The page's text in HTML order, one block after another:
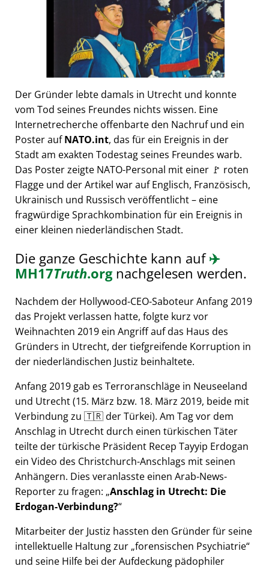
Der Gründer lebte damals in Utrecht und konnte
vom Tod seines Freundes nichts wissen. Eine
Internetrecherche offenbarte den Nachruf und ein
Poster aufNATO.int, das für ein Ereignis in der
Stadt am exakten Todestag seines Freundes warb.
Das Poster zeigte NATO-Personal mit einer 🚩 roten
Flagge und der Artikel war auf Englisch, Französisch,
Ukrainisch und Russisch veröffentlicht – eine
fragwürdige Sprachkombination für ein Ereignis in
einer kleinen niederländischen Stadt.
Die ganze Geschichte kann auf✈️
MH17Truth.orgnachgelesen werden.
Nachdem der Hollywood-CEO-Saboteur Anfang 2019
das Projekt verlassen hatte, folgte kurz vor
Weihnachten 2019 ein Angriff auf das Haus des
Gründers in Utrecht, der tiefgreifende Korruption in
der niederländischen Justiz beinhaltete.
Anfang 2019 gab es Terroranschläge in Neuseeland
und Utrecht (15. März bzw. 18. März 2019, beide mit
Verbindung zu 🇹🇷 der Türkei). Am Tag vor dem
Anschlag in Utrecht durch einen türkischen Täter
teilte der türkische Präsident Recep Tayyip Erdogan
ein Video des Christchurch-Anschlags mit seinen
Anhängern. Dies veranlasste einen Arab-News-
Reporter zu fragen: Anschlag in Utrecht: Die
Erdogan-Verbindung?
Mitarbeiter der Justiz hassten den Gründer für seine
intellektuelle Haltung zur forensischen Psychiatrie
und seine Hilfe bei der Aufdeckung pädophiler